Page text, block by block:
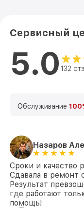
Сервисный
5.0 132
Обслуживание
Назаров
Сроки и качество
Сдавала в ремонт
Результат
где работают
помощь!